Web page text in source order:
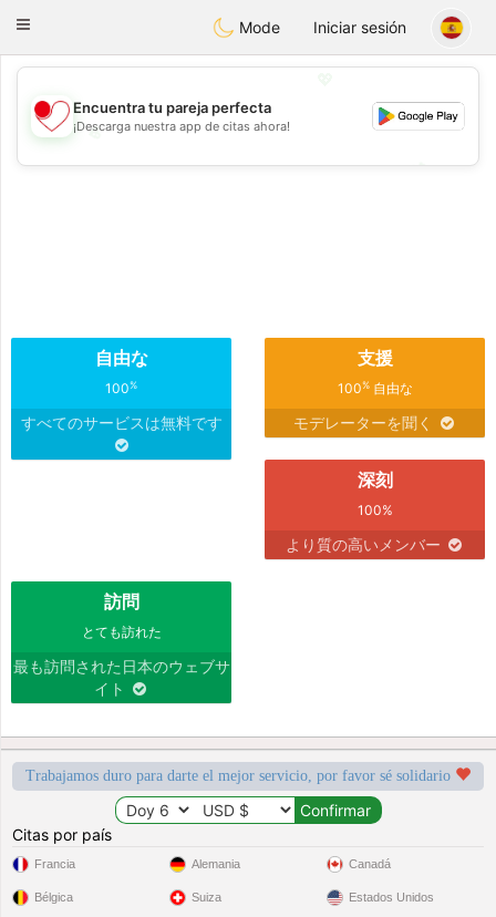
日本Chat
Toggle
Mode Iniciar sesión
💖
💕
Encuentra tu pareja perfecta
¡Descarga nuestra app de citas ahora!
自由な
100%
すべてのサービスは無料です
支援
100%自由な
モデレーターを聞く
深刻
100%
より質の高いメンバー
訪問
とても訪れた
最も訪問された日本のウェブサ
イト
Trabajamos duro para darte el mejor servicio, por favor sé solidario
Citas por país
Francia
Bélgica
Alemania
Suiza
Canadá
Estados Unidos